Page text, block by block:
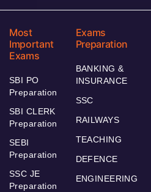
Most
Important
Exams
SBI PO
Preparation
SBI CLERK
Preparation
SEBI
Preparation
SSC JE
Preparation
Exams
Preparation
BANKING &
INSURANCE
SSC
RAILWAYS
TEACHING
DEFENCE
ENGINEERING